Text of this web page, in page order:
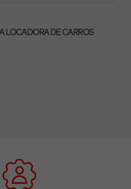
LOCADORA DE CARROS